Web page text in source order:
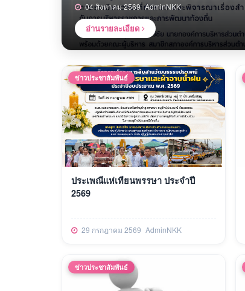
04 สิงหาคม 2569 AdminNKK
อ่านรายละเอียด
ข่าวประชาสัมพันธ์
ประเพณีแห่เทียนพรรษา ประจำปี
2569
29 กรกฎาคม 2569 AdminNKK
ข่าวประชาสัมพันธ์